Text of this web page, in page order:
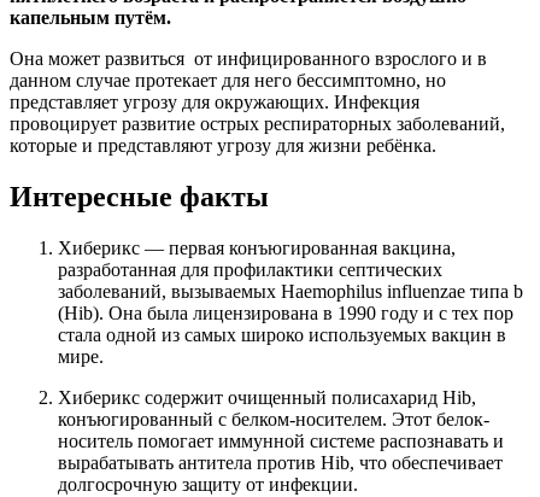
капельным путём.
Она может развиться от инфицированного взрослого и в
данном случае протекает для него бессимптомно, но
представляет угрозу для окружающих. Инфекция
провоцирует развитие острых респираторных заболеваний,
которые и представляют угрозу для жизни ребёнка.
Интересные факты
Хиберикс — первая конъюгированная вакцина,
разработанная для профилактики септических
заболеваний, вызываемых Haemophilus influenzae типа b
(Hib). Она была лицензирована в 1990 году и с тех пор
стала одной из самых широко используемых вакцин в
мире.
Хиберикс содержит очищенный полисахарид Hib,
конъюгированный с белком-носителем. Этот белок-
носитель помогает иммунной системе распознавать и
вырабатывать антитела против Hib, что обеспечивает
долгосрочную защиту от инфекции.